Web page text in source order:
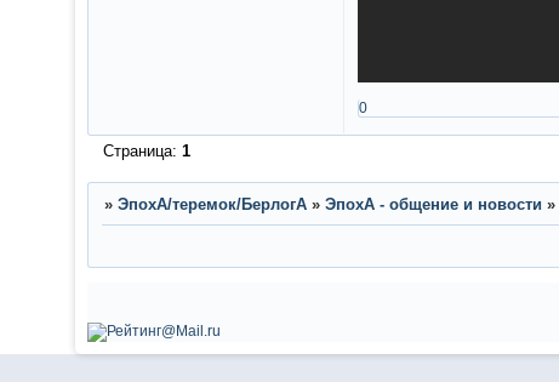
0
Страница: 1
» ЭпохА/теремок/БерлогА » ЭпохА - общение и новости »